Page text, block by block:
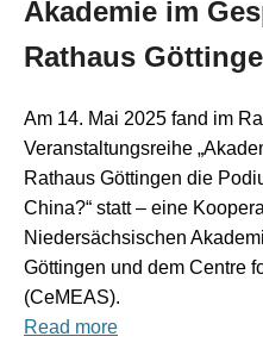
Akademie im
Rathaus
Am 14. Mai 2025 fand im
Veranstaltungsreihe
Rathaus Göttingen die
China?“ statt – eine
Niedersächsischen
Göttingen und dem Centre
(CeMEAS).
Read more